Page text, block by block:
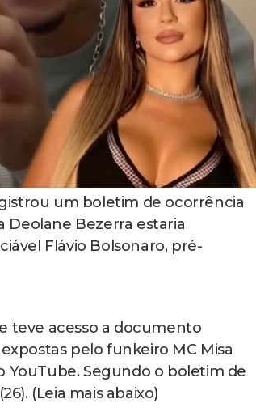
um boletim de ocorrência
Deolane Bezerra estaria
Flávio Bolsonaro, pré-
teve acesso a documento
pelo funkeiro MC Misa
YouTube. Segundo o boletim de
(Leia mais abaixo)